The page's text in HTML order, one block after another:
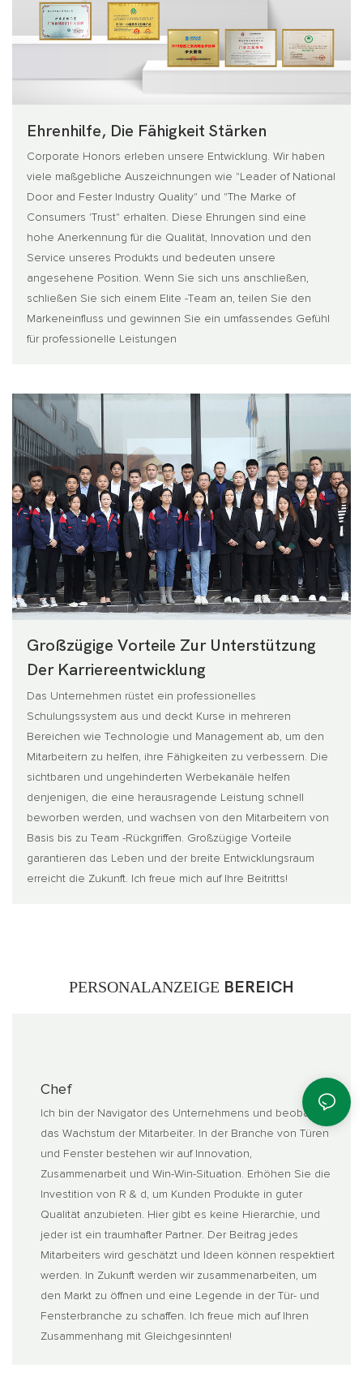
Ehrenhilfe, Die Fähigkeit Stärken
Corporate Honors erleben unsere Entwicklung. Wir haben
viele maßgebliche Auszeichnungen wie "Leader of National
Door and Fester Industry Quality" und "The Marke of
Consumers 'Trust" erhalten. Diese Ehrungen sind eine
hohe Anerkennung für die Qualität, Innovation und den
Service unseres Produkts und bedeuten unsere
angesehene Position. Wenn Sie sich uns anschließen,
schließen Sie sich einem Elite -Team an, teilen Sie den
Markeneinfluss und gewinnen Sie ein umfassendes Gefühl
für professionelle Leistungen
Großzügige Vorteile Zur Unterstützung
Der Karriereentwicklung
Das Unternehmen rüstet ein professionelles
Schulungssystem aus und deckt Kurse in mehreren
Bereichen wie Technologie und Management ab, um den
Mitarbeitern zu helfen, ihre Fähigkeiten zu verbessern. Die
sichtbaren und ungehinderten Werbekanäle helfen
denjenigen, die eine herausragende Leistung schnell
beworben werden, und wachsen von den Mitarbeitern von
Basis bis zu Team -Rückgriffen. Großzügige Vorteile
garantieren das Leben und der breite Entwicklungsraum
erreicht die Zukunft. Ich freue mich auf Ihre Beitritts!
PERSONALANZEIGE BEREICH
Chef
Ich bin der Navigator des Unternehmens und beobachte
das Wachstum der Mitarbeiter. In der Branche von Türen
und Fenster bestehen wir auf Innovation,
Zusammenarbeit und Win-Win-Situation. Erhöhen Sie die
Investition von R & d, um Kunden Produkte in guter
Qualität anzubieten. Hier gibt es keine Hierarchie, und
jeder ist ein traumhafter Partner. Der Beitrag jedes
Mitarbeiters wird geschätzt und Ideen können respektiert
werden. In Zukunft werden wir zusammenarbeiten, um
den Markt zu öffnen und eine Legende in der Tür- und
Fensterbranche zu schaffen. Ich freue mich auf Ihren
Zusammenhang mit Gleichgesinnten!